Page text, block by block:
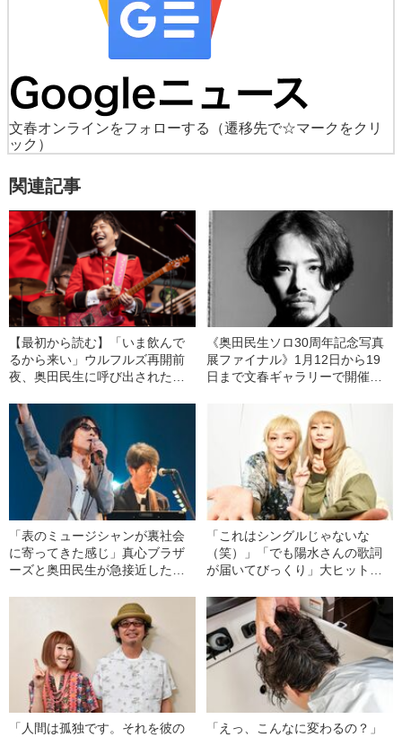
文春オンラインをフォローする
（遷移先で☆マークをクリ
ック）
関連記事
【最初から読む】「いま飲んで
るから来い」ウルフルズ再開前
夜、奥田民生に呼び出されたト
夜”
《奥田民生ソロ30周年記念写真
展ファイナル》1月12日から19
日まで文春ギャラリーで開催決
「表のミュージシャンが裏社会
に寄ってきた感じ」真心ブラザ
ーズと奥田民生が急接近した瞬
「これはシングルじゃないな
（笑）」「でも陽水さんの歌詞
が届いてびっくり」大ヒット曲
間
「人間は孤独です。それを彼の
「えっ、こんなに変わるの？」